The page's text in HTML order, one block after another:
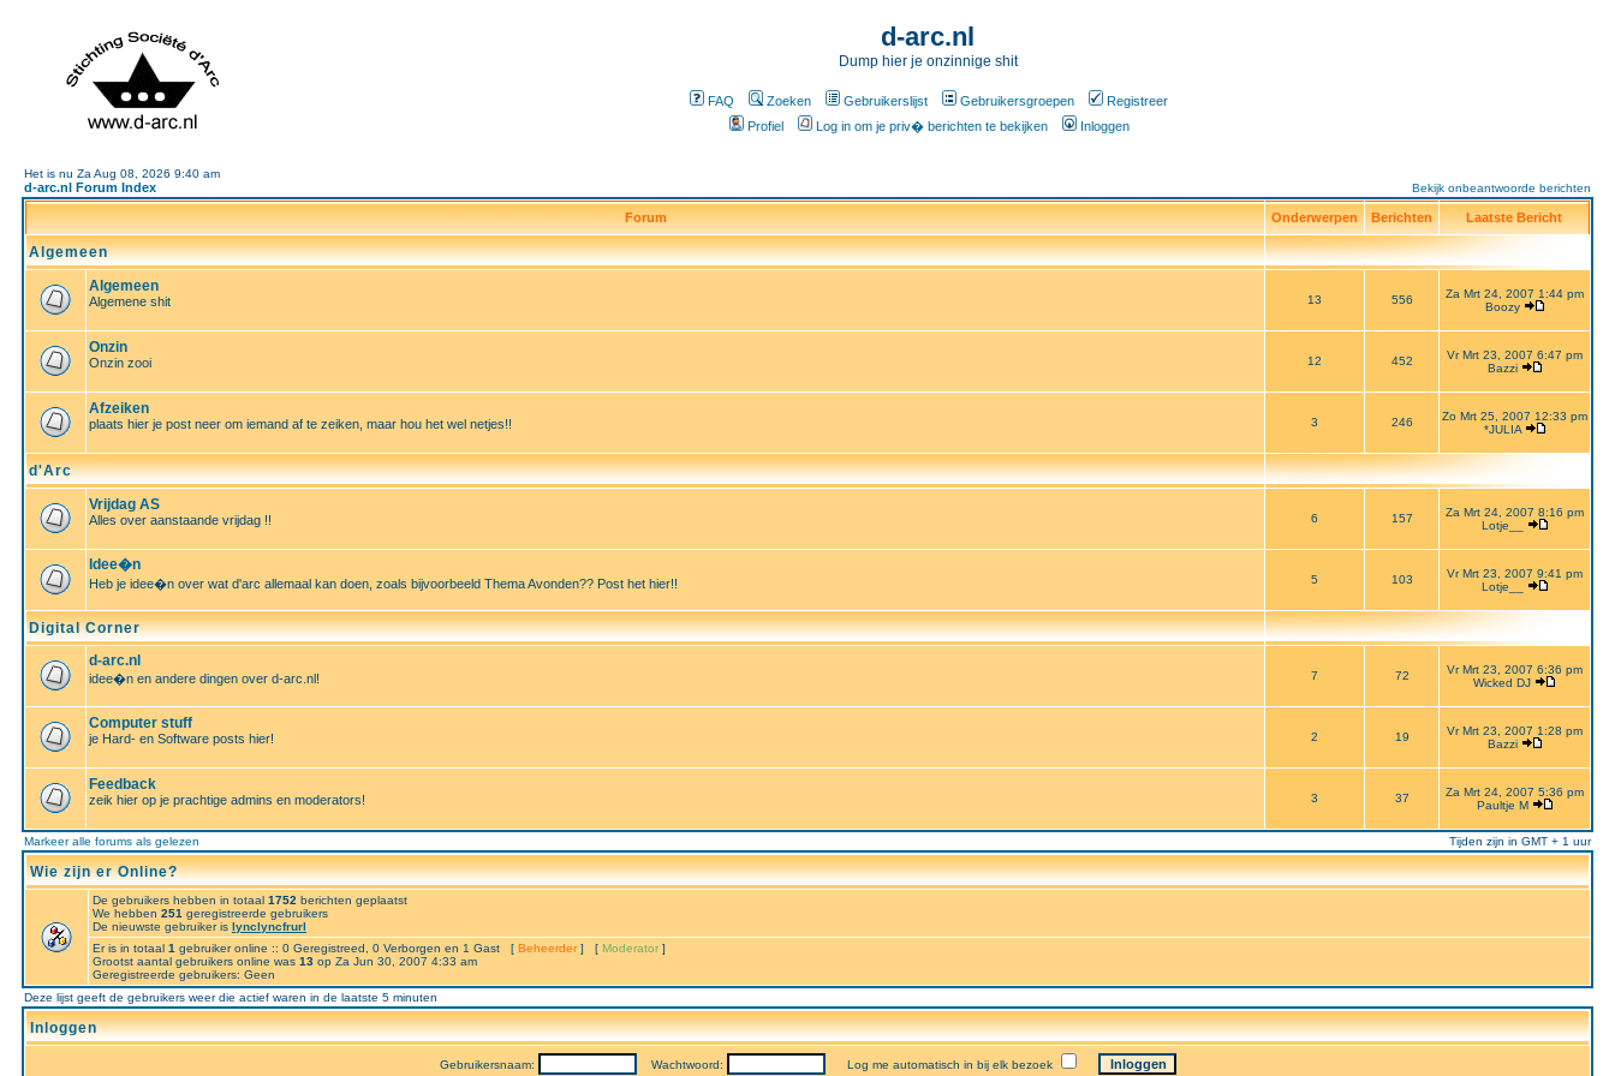
d-arc.nl
Dump hier je onzinnige shit
FAQ Zoeken Gebruikerslijst Gebruikersgroepen
Registreer
Profiel
Log in om je priv� berichten te bekijken Inloggen
Het is nu Za Aug 08, 2026 9:40 am
d-arc.nl Forum Index Bekijk onbeantwoorde berichten
Forum Onderwerpen Berichten Laatste Bericht
Algemeen
Algemeen
Algemene shit 13 556
Za Mrt 24, 2007 1:44 pm
Boozy
Onzin
Onzin zooi 12 452
Vr Mrt 23, 2007 6:47 pm
Bazzi
Afzeiken
plaats hier je post neer om iemand af te zeiken, maar hou het wel netjes!! 3 246
Zo Mrt 25, 2007 12:33 pm
*JULIA
d'Arc
Vrijdag AS
Alles over aanstaande vrijdag !! 6 157
Za Mrt 24, 2007 8:16 pm
Lotje__
Idee�n
Heb je idee�n over wat d'arc allemaal kan doen, zoals bijvoorbeeld Thema Avonden?? Post het hier!! 5 103
Vr Mrt 23, 2007 9:41 pm
Lotje__
Digital Corner
d-arc.nl
idee�n en andere dingen over d-arc.nl! 7 72
Vr Mrt 23, 2007 6:36 pm
Wicked DJ
Computer stuff
je Hard- en Software posts hier! 2 19
Vr Mrt 23, 2007 1:28 pm
Bazzi
Feedback
zeik hier op je prachtige admins en moderators! 3 37
Za Mrt 24, 2007 5:36 pm
Paultje M
Markeer alle forums als gelezen Tijden zijn in GMT + 1 uur
Wie zijn er Online?
De gebruikers hebben in totaal 1752 berichten geplaatst
We hebben 251 geregistreerde gebruikers
De nieuwste gebruiker is lynclyncfrurl
Er is in totaal 1 gebruiker online :: 0 Geregistreed, 0 Verborgen en 1 Gast [ Beheerder ] [ Moderator ]
Grootst aantal gebruikers online was 13 op Za Jun 30, 2007 4:33 am
Geregistreerde gebruikers: Geen
Deze lijst geeft de gebruikers weer die actief waren in de laatste 5 minuten
Inloggen
Gebruikersnaam: Wachtwoord: Log me automatisch in bij elk bezoek